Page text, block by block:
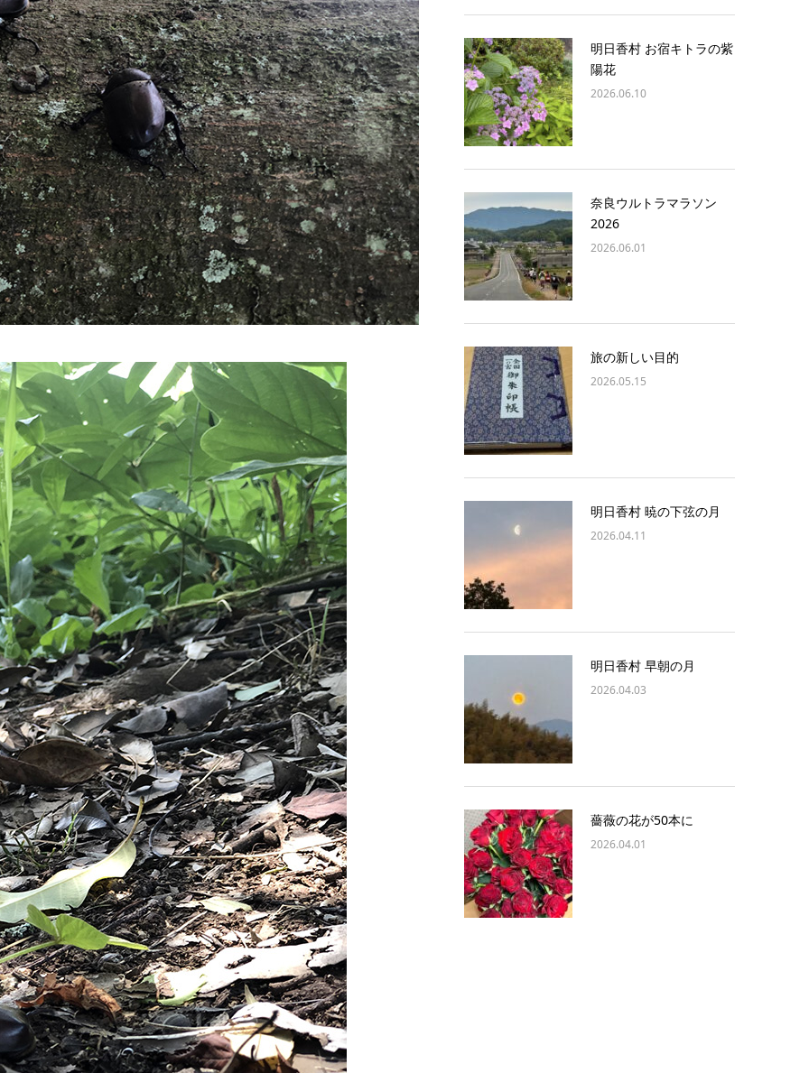
明日香村 お宿キトラの紫
陽花
2026.06.10
奈良ウルトラマラソン
2026
2026.06.01
旅の新しい目的
2026.05.15
明日香村 暁の下弦の月
2026.04.11
明日香村 早朝の月
2026.04.03
薔薇の花が50本に
2026.04.01